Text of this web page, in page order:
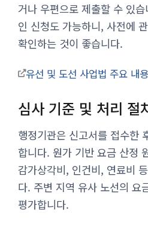
거나 우편으로 제출할 수 있
인 신청도 가능하니, 사전에
확인하는 것이 좋습니다.
유선 및 도선 사업법 주요 내용
심사 기준 및 처리 절
행정기관은 신고서를 접수한
합니다. 원가 기반 요금 산정
감가상각비, 인건비, 연료비
다. 주변 지역 유사 노선의 요
평가합니다.